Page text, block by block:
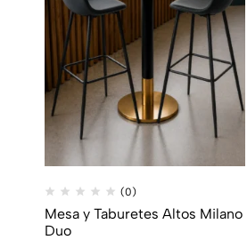
(0)
Mesa y Taburetes Altos Milano
Duo